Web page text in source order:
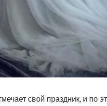
свой праздник, и по